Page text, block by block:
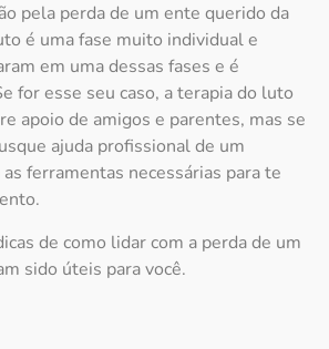
pela perda de um ente querido da
é uma fase muito individual e
em uma dessas fases e é
for esse seu caso, a terapia do luto
apoio de amigos e parentes, mas se
ajuda profissional de um
ferramentas necessárias para te
de como lidar com a perda de um
sido úteis para você.